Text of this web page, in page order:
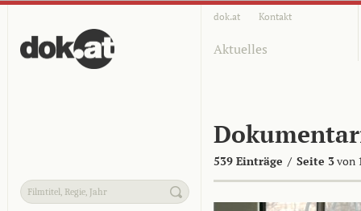
dok.at Kontakt
Aktuelles
539 Einträge / Seite 3von